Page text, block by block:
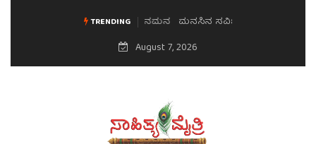
TRENDING ಮನಸಿನ ಸವಿಭಾವ
August 7, 2026